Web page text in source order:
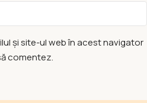
și site-ul web în acest navigator
comentez.